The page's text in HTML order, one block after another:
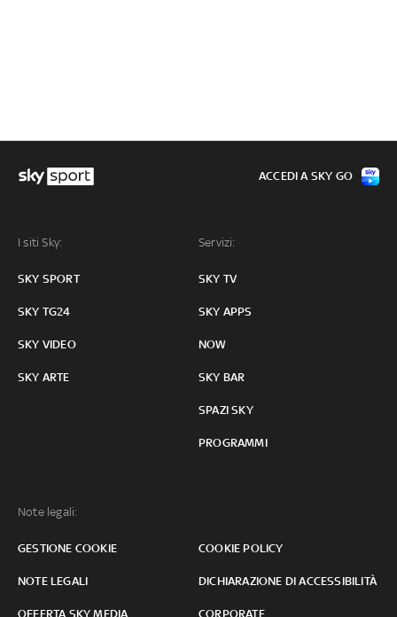
I siti Sky:
SKY SPORT
SKY TG24
SKY VIDEO
SKY ARTE
Servizi:
SKY TV
SKY APPS
NOW
SKY BAR
SPAZI SKY
PROGRAMMI
Note legali:
GESTIONE COOKIE COOKIE POLICY
NOTE LEGALI DICHIARAZIONE DI ACCESSIBILITÀ
OFFERTA SKY MEDIA CORPORATE
ACCEDI A SKY GO